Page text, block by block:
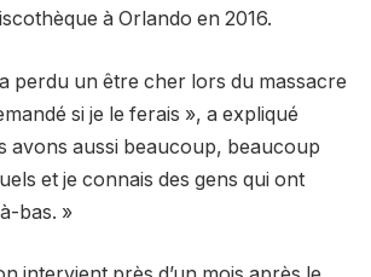
à Orlando en 2016.
a perdu un être cher lors du massacre
si je le ferais », a expliqué
avons aussi beaucoup, beaucoup
et je connais des gens qui ont
bas. »